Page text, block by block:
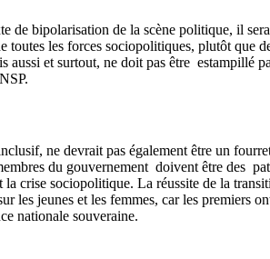
de bipolarisation de la scène politique, il
les forces sociopolitiques, plutôt que
aussi et surtout, ne doit pas être estampillé
ne devrait pas également être un
du gouvernement doivent être des
crise sociopolitique. La réussite de la
les jeunes et les femmes, car les premiers
nationale souveraine.